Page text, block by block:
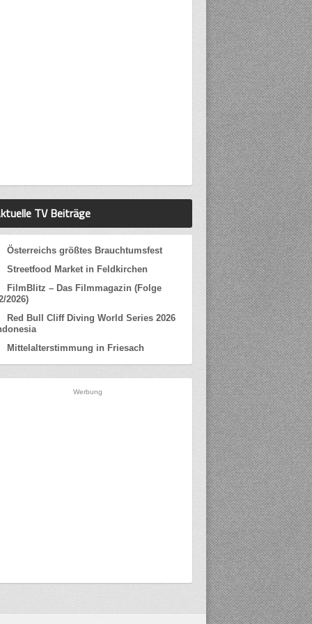
TV Beiträge
Österreichs größtes Brauchtumsfest
Streetfood Market in Feldkirchen
FilmBlitz – Das Filmmagazin (Folge
2026)
Red Bull Cliff Diving World Series 2026
Mittelalterstimmung in Friesach
Werbung